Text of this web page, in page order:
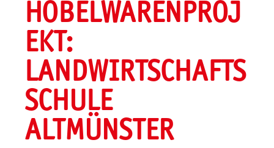
HOBELWARENPROJ
EKT:
LANDWIRTSCHAFTS
SCHULE
ALTMÜNSTER